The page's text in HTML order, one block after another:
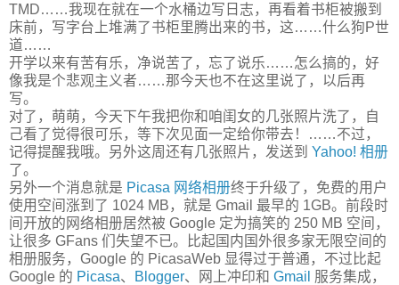
TMD……我现在就在一个水桶边写日志，再看着书柜被搬到
床前，写字台上堆满了书柜里腾出来的书，这……什么狗P世
道……
开学以来有苦有乐，净说苦了，忘了说乐……怎么搞的，好
像我是个悲观主义者……那今天也不在这里说了，以后再
写。
对了，萌萌，今天下午我把你和咱闺女的几张照片洗了，自
己看了觉得很可乐，等下次见面一定给你带去！……不过，
记得提醒我哦。另外这周还有几张照片，发送到 Yahoo! 相册
了。
另外一个消息就是 Picasa 网络相册终于升级了，免费的用户
使用空间涨到了 1024 MB，就是 Gmail 最早的 1GB。前段时
间开放的网络相册居然被 Google 定为搞笑的 250 MB 空间，
让很多 GFans 们失望不已。比起国内国外很多家无限空间的
相册服务，Google 的 PicasaWeb 显得过于普通，不过比起
Google 的 Picasa、 Blogger、网上冲印和 Gmail 服务集成，